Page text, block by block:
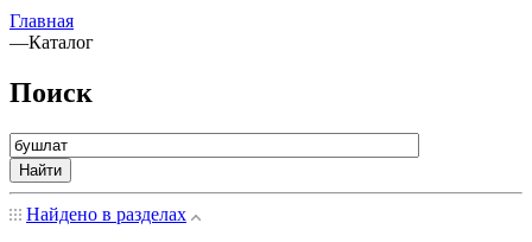
Главная
—Каталог
Поиск
Найти
Найдено в разделах